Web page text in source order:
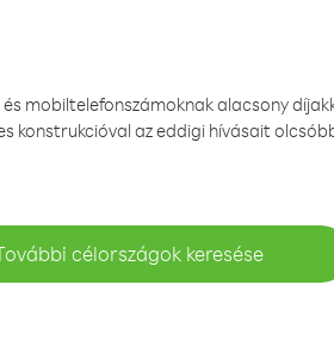
mobiltelefonszámoknak alacsony
konstrukcióval az eddigi hívásait
célországok keresése